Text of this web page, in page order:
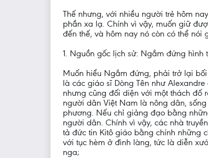
Thế nhưng, với nhiều người trẻ hôm
phần xa lạ. Chính vì vậy, muốn giữ
đến thế, và hôm nay nó còn có thể
1. Nguồn gốc lịch sử: Ngắm đứng hình
Muốn hiểu Ngắm đứng, phải trở lại
là các giáo sĩ Dòng Tên như
nhưng cũng đối diện với một thách đố
người dân Việt Nam là nông dân,
phương. Nếu chỉ giảng đạo bằng
người dân. Chính vì vậy, các nhà
tả đức tin Kitô giáo bằng chính những
với tục hèm ở đình làng, tức là diễn
nga;